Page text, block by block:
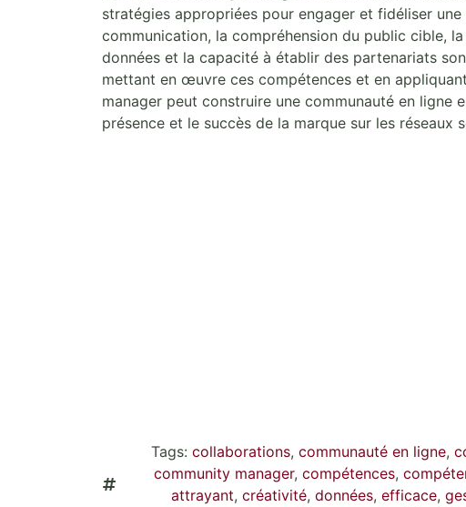
stratégies appropriées pour engager et fidéliser
communication, la compréhension du public cible,
données et la capacité à établir des partenariats
mettant en œuvre ces compétences et en
manager peut construire une communauté en ligne
présence et le succès de la marque sur les réseaux
Tags:collaborations,communauté en ligne,
community manager,compétences,
attrayant, créativité, données, efficace,